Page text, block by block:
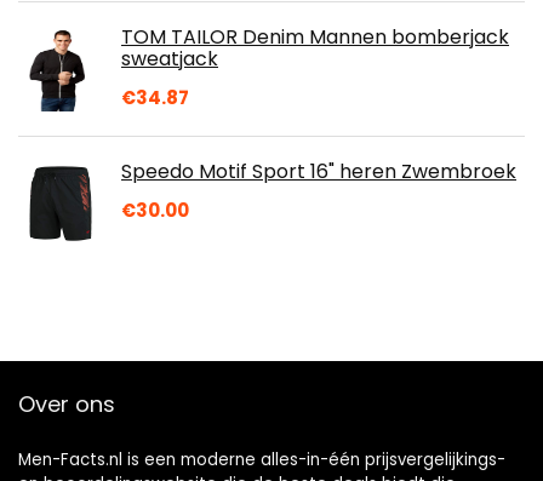
€31.99
TOM TAILOR Denim Mannen bomberjack
sweatjack
€34.87
Speedo Motif Sport 16" heren Zwembroek
€30.00
Over ons
Men-Facts.nl is een moderne alles-in-één prijsvergelijkings-